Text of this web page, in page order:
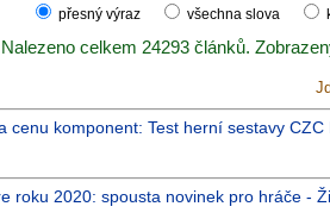
přesný výraz
všechna slova
Nalezeno celkem 24293 článků.
cenu komponent: Test herní sestavy CZC
roku 2020: spousta novinek pro hráče -